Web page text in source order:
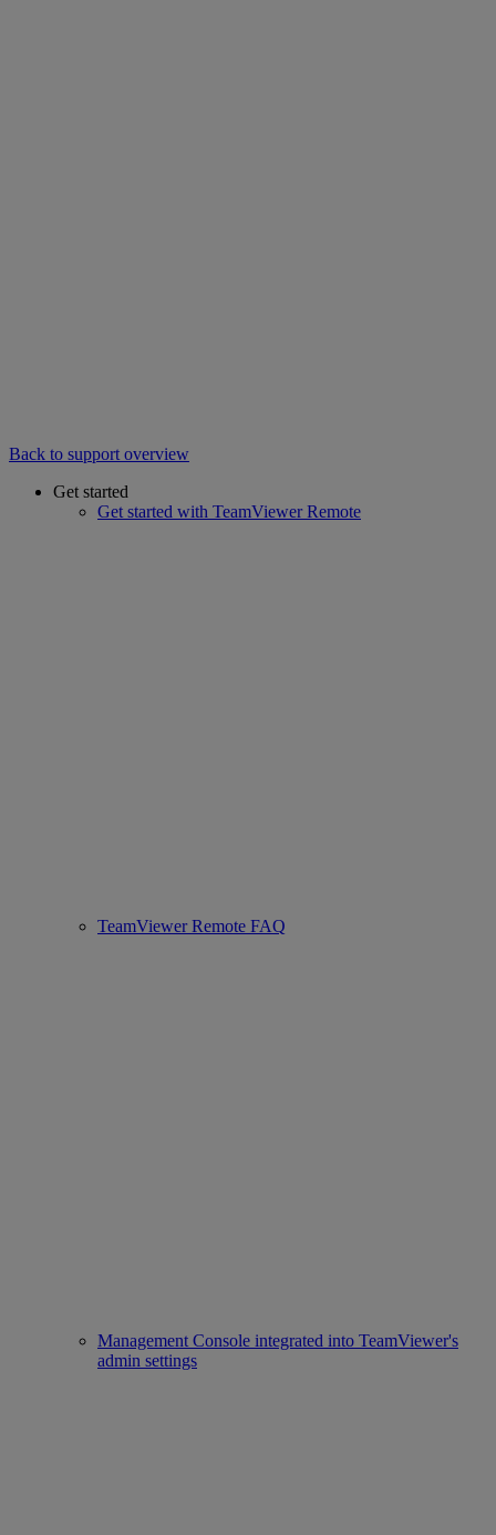
Back to support overview
Get started
Get started with TeamViewer Remote
TeamViewer Remote FAQ
Management Console integrated into TeamViewer's
admin settings